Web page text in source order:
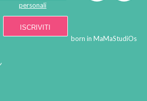
personali
born in MaMaStudiOs